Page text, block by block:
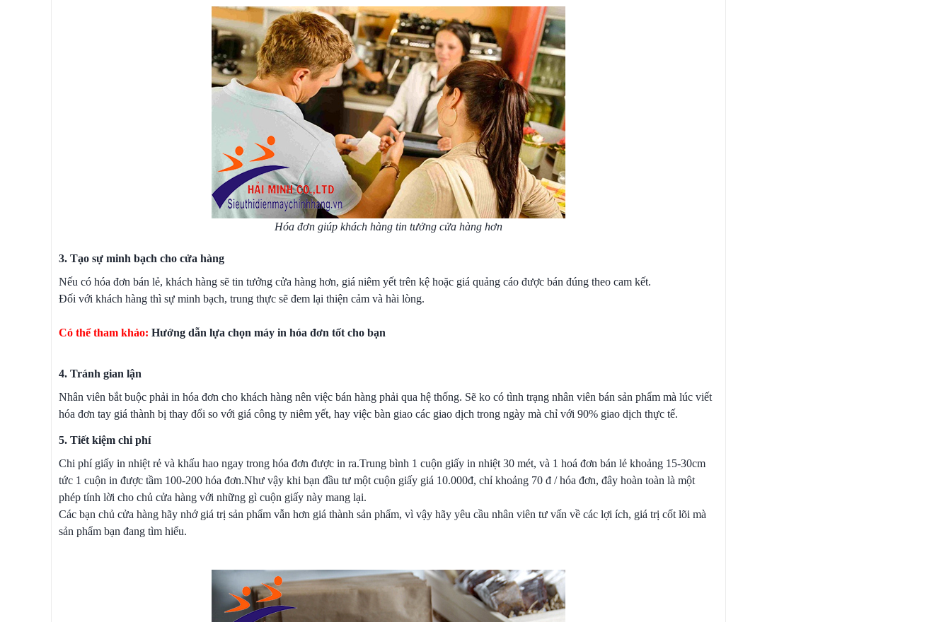
Hóa đơn giúp khách hàng tin tưởng cửa hàng hơn
3. Tạo sự minh bạch cho cửa hàng
Nếu có hóa đơn bán lẻ, khách hàng sẽ tin tưởng cửa hàng hơn, giá niêm yết trên kệ hoặc giá quảng cáo được bán đúng theo cam kết.
Đối với khách hàng thì sự minh bạch, trung thực sẽ đem lại thiện cảm và hài lòng.
Có thể tham khảo: Hướng dẫn lựa chọn máy in hóa đơn tốt cho bạn
4. Tránh gian lận
Nhân viên bắt buộc phải in hóa đơn cho khách hàng nên việc bán hàng phải qua hệ thống. Sẽ ko có tình trạng nhân viên bán sản phẩm mà lúc viết
hóa đơn tay giá thành bị thay đổi so với giá công ty niêm yết, hay việc bàn giao các giao dịch trong ngày mà chỉ với 90% giao dịch thực tế.
5. Tiết kiệm chi phí
Chi phí giấy in nhiệt rẻ và khấu hao ngay trong hóa đơn được in ra.Trung bình 1 cuộn giấy in nhiệt 30 mét, và 1 hoá đơn bán lẻ khoảng 15-30cm
tức 1 cuộn in được tầm 100-200 hóa đơn.Như vậy khi bạn đầu tư một cuộn giấy giá 10.000đ, chỉ khoảng 70 đ / hóa đơn, đây hoàn toàn là một
phép tính lời cho chủ cửa hàng với những gì cuộn giấy này mang lại.
Các bạn chủ cửa hàng hãy nhớ giá trị sản phẩm vẫn hơn giá thành sản phẩm, vì vậy hãy yêu cầu nhân viên tư vấn về các lợi ích, giá trị cốt lõi mà
sản phẩm bạn đang tìm hiểu.